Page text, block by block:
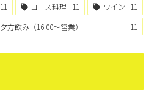
11 コース料理 11 ワイン 11
夕方飲み（16:00〜営業） 11